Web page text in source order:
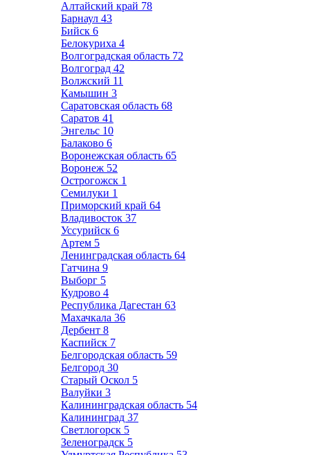
Алтайский край 78
Барнаул 43
Бийск 6
Белокуриха 4
Волгоградская область 72
Волгоград 42
Волжский 11
Камышин 3
Саратовская область 68
Саратов 41
Энгельс 10
Балаково 6
Воронежская область 65
Воронеж 52
Острогожск 1
Семилуки 1
Приморский край 64
Владивосток 37
Уссурийск 6
Артем 5
Ленинградская область 64
Гатчина 9
Выборг 5
Кудрово 4
Республика Дагестан 63
Махачкала 36
Дербент 8
Каспийск 7
Белгородская область 59
Белгород 30
Старый Оскол 5
Валуйки 3
Калининградская область 54
Калининград 37
Светлогорск 5
Зеленоградск 5